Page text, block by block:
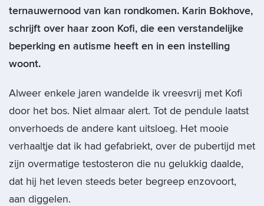
ternauwernood van kan rondkomen. Karin Bokhove,
schrijft over haar zoon Kofi, die een verstandelijke
beperking en autisme heeft en in een instelling
woont.
Alweer enkele jaren wandelde ik vreesvrij met Kofi
door het bos. Niet almaar alert. Tot de pendule laatst
onverhoeds de andere kant uitsloeg. Het mooie
verhaaltje dat ik had gefabriekt, over de pubertijd met
zijn overmatige testosteron die nu gelukkig daalde,
dat hij het leven steeds beter begreep enzovoort,
aan diggelen.